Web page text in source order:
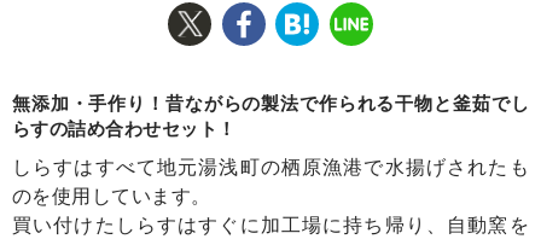
無添加・手作り！昔ながらの製法で作られる干物と釜茹でし
らすの詰め合わせセット！
しらすはすべて地元湯浅町の栖原漁港で水揚げされたも
のを使用しています。
買い付けたしらすはすぐに加工場に持ち帰り、自動窯を